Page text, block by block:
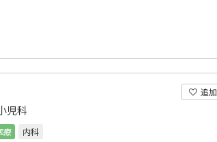
追加
児科
療
内科